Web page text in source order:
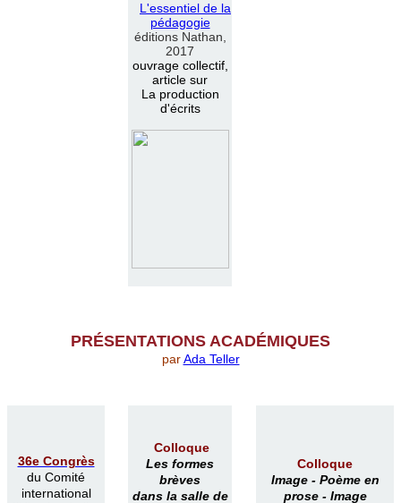
L'essentiel de la
pédagogie
éditions Nathan,
2017
ouvrage collectif,
article sur
La production
d'écrits
PRÉSENTATIONS ACADÉMIQUES
parAda Teller
36e Congrès
du Comité
international
Colloque
Les formes
brèves
dans la salle de
Colloque
Image - Poème en
prose - Image